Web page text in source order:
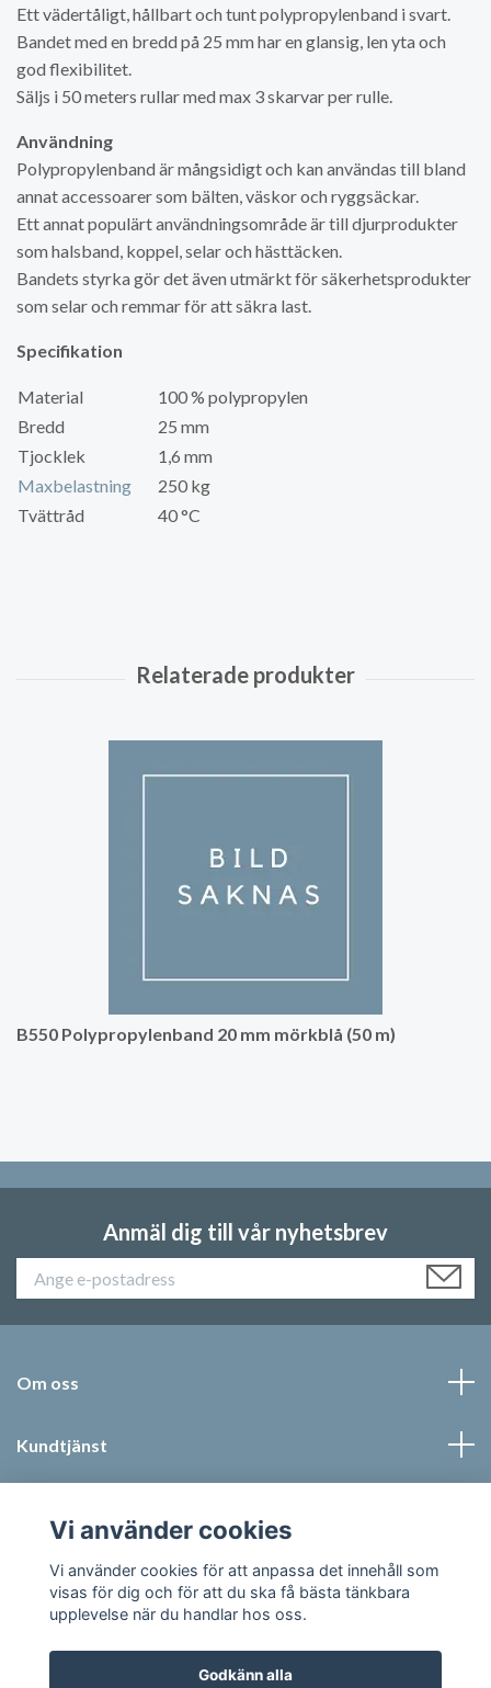
Ett vädertåligt, hållbart och tunt polypropylenband i svart.
Bandet med en bredd på 25 mm har en glansig, len yta och
god flexibilitet.
Säljs i 50 meters rullar med max 3 skarvar per rulle.
Användning
Polypropylenband är mångsidigt och kan användas till bland
annat accessoarer som bälten, väskor och ryggsäckar.
Ett annat populärt användningsområde är till djurprodukter
som halsband, koppel, selar och hästtäcken.
Bandets styrka gör det även utmärkt för säkerhetsprodukter
som selar och remmar för att säkra last.
Specifikation
Material
100 % polypropylen
Bredd
25 mm
Tjocklek
1,6 mm
Maxbelastning
250 kg
Tvättråd
40 °C
B550 Polypropylenband 20 mm mörkblå (50 m)
Anmäl dig till vår nyhetsbrev
Om oss
Kundtjänst
Sociala medier
Vi använder cookies
Vi använder cookies för att anpassa det innehåll som
visas för dig och för att du ska få bästa tänkbara
upplevelse när du handlar hos oss.
Godkänn alla